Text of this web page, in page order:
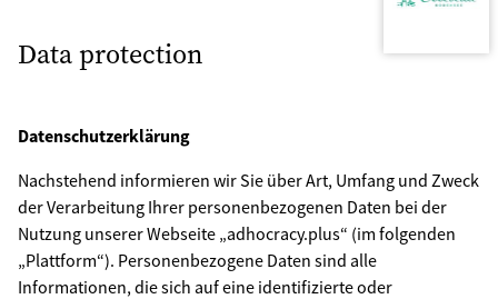
Data protection
Datenschutzerklärung
Nachstehend informieren wir Sie über Art, Umfang und Zweck
der Verarbeitung Ihrer personenbezogenen Daten bei der
Nutzung unserer Webseite „adhocracy.plus“ (im folgenden
„Plattform“). Personenbezogene Daten sind alle
Informationen, die sich auf eine identifizierte oder